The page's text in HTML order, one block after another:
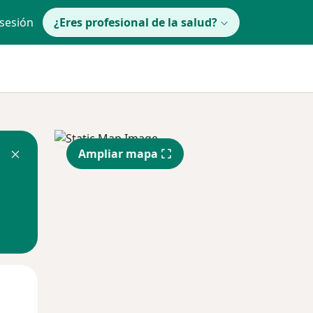
¿Eres profesional de la salud?
Ampliar mapa